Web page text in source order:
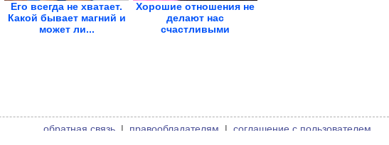
Его всегда не хватает.
Какой бывает магний и
может ли...
Хорошие отношения не
делают нас
счастливыми
обратная связь | правообладателям | соглашение с пользователем